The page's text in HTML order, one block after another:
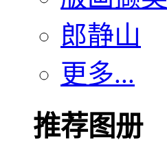
郎静山
更多...
推荐图册